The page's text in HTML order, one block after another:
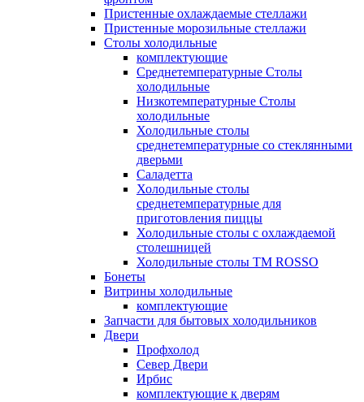
Пристенные охлаждаемые стеллажи
Пристенные морозильные стеллажи
Столы холодильные
комплектующие
Среднетемпературные Столы
холодильные
Низкотемпературные Столы
холодильные
Холодильные столы
среднетемпературные со стеклянными
дверьми
Саладетта
Холодильные столы
среднетемпературные для
приготовления пиццы
Холодильные столы с охлаждаемой
столешницей
Холодильные столы ТМ ROSSO
Бонеты
Витрины холодильные
комплектующие
Запчасти для бытовых холодильников
Двери
Профхолод
Север Двери
Ирбис
комплектующие к дверям